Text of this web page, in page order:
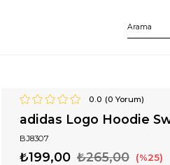
0.0 (0 Yorum)
adidas Logo Hoodie
BJ8307
₺265,00
₺199,00 25